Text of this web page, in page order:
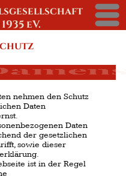
Menü
Schutz
Regel
E-
dies,